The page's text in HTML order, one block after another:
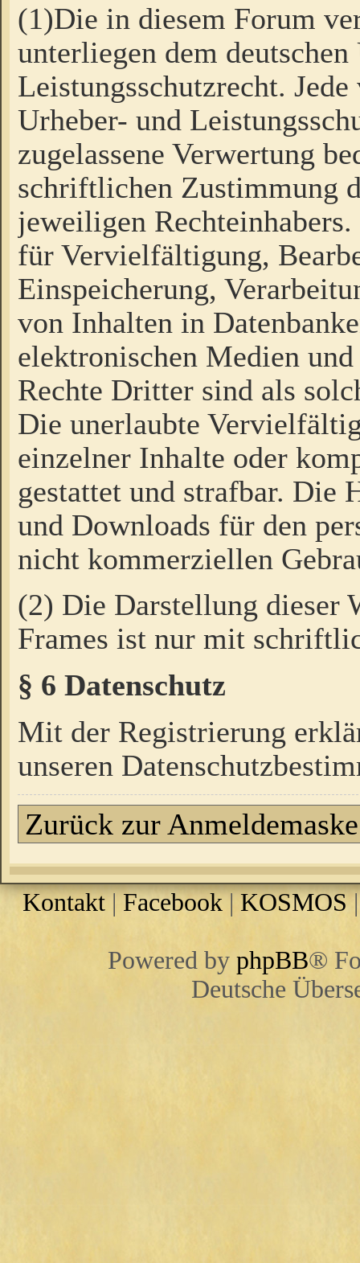
(1)Die in diesem Forum
unterliegen dem
Leistungsschutzrecht.
Urheber- und
zugelassene Verwertung
schriftlichen Zustimmung
jeweiligen
für Vervielfältigung,
Einspeicherung,
von Inhalten in
elektronischen Medien
Rechte Dritter sind als
Die unerlaubte
einzelner Inhalte oder
gestattet und strafbar. Die
und Downloads für den
nicht kommerziellen
(2) Die Darstellung dieser
Frames ist nur mit
§ 6 Datenschutz
Mit der Registrierung
unseren
Zurück zur Anmeldemaske
Kontakt|Facebook|KOSMOS
Powered by phpBB®
Deutsche